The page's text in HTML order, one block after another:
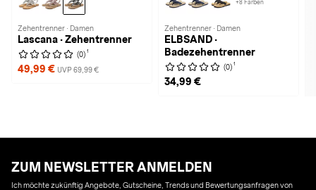
Zehentrenner · Damen
Lascana · Zehentrenner
(0) 1
49,99 € UVP 69,99 €
+8 Farben
Zehentrenner · Damen
ELBSAND ·
Badezehentrenner
(0) 1
34,99 €
ZUM NEWSLETTER ANMELDEN
Ich möchte zukünftig Angebote, Gutscheine, Trends und Bewertungsanfragen von